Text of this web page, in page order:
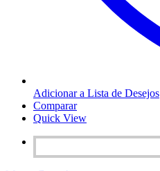
Adicionar a Lista de Desejos
Comparar
Quick View